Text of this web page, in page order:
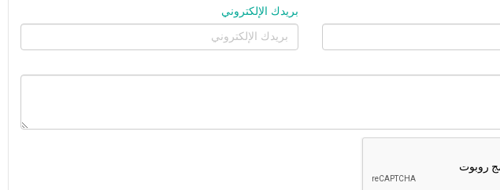
بريدك الإلكتروني